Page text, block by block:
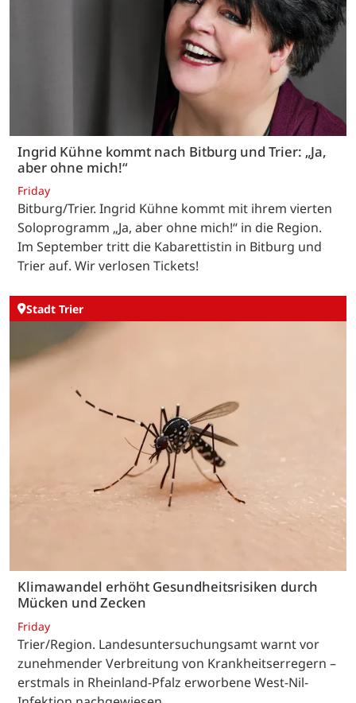
Ingrid Kühne kommt nach Bitburg und Trier: „Ja,
aber ohne mich!“
Friday
Bitburg/Trier. Ingrid Kühne kommt mit ihrem vierten
Soloprogramm „Ja, aber ohne mich!“ in die Region.
Im September tritt die Kabarettistin in Bitburg und
Trier auf. Wir verlosen Tickets!
Stadt Trier
Klimawandel erhöht Gesundheitsrisiken durch
Mücken und Zecken
Friday
Trier/Region. Landesuntersuchungsamt warnt vor
zunehmender Verbreitung von Krankheitserregern –
erstmals in Rheinland-Pfalz erworbene West-Nil-